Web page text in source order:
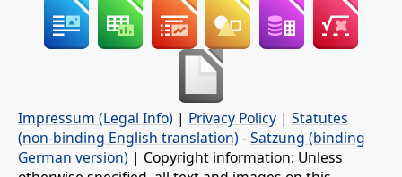
Impressum (Legal Info) | Privacy Policy | Statutes
(non-binding English translation) -Satzung (binding
German version) | Copyright information: Unless